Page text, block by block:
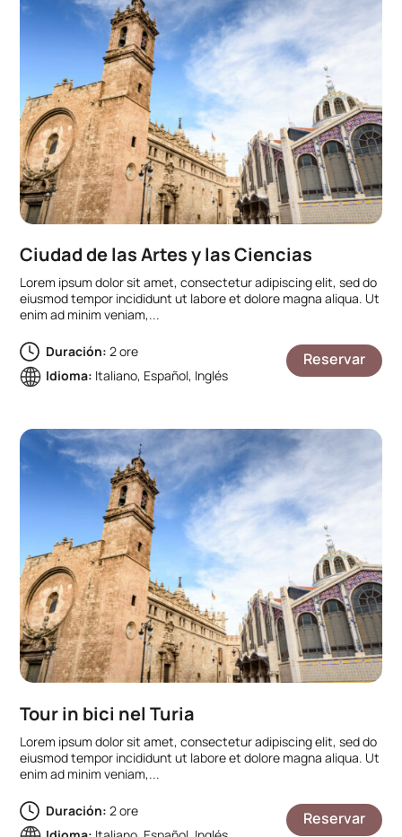
Ciudad de las Artes y las Ciencias
Lorem ipsum dolor sit amet, consectetur adipiscing elit, sed do
eiusmod tempor incididunt ut labore et dolore magna aliqua. Ut
enim ad minim veniam,...
Duración: 2 ore
Idioma: Italiano, Español, Inglés
Reservar
Tour in bici nel Turia
Lorem ipsum dolor sit amet, consectetur adipiscing elit, sed do
eiusmod tempor incididunt ut labore et dolore magna aliqua. Ut
enim ad minim veniam,...
Duración: 2 ore
Reservar